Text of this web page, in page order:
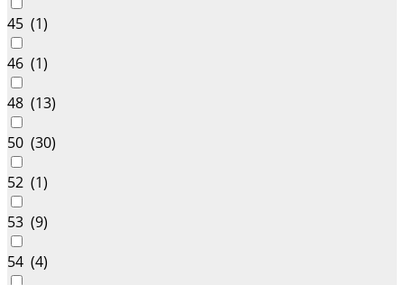
45 (1)
46 (1)
48 (13)
50 (30)
52 (1)
53 (9)
54 (4)